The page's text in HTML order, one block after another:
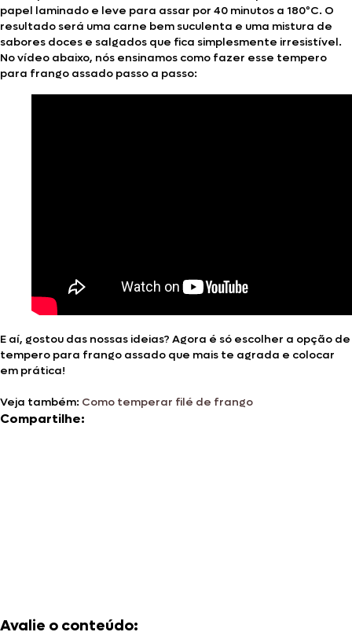
papel laminado e leve para assar por 40 minutos a 180ºC. O
resultado será uma carne bem suculenta e uma mistura de
sabores doces e salgados que fica simplesmente irresistível.
No vídeo abaixo, nós ensinamos como fazer esse tempero
para frango assado passo a passo:
E aí, gostou das nossas ideias? Agora é só escolher a opção de
tempero para frango assado que mais te agrada e colocar
em prática!
Veja também: Como temperar filé de frango
Compartilhe:
Avalie o conteúdo: